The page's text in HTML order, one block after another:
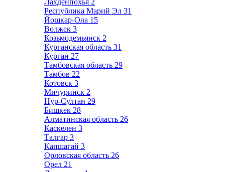
Лахденпохья 2
Республика Марий Эл 31
Йошкар-Ола 15
Волжск 3
Козьмодемьянск 2
Курганская область 31
Курган 27
Тамбовская область 29
Тамбов 22
Котовск 3
Мичуринск 2
Нур-Султан 29
Бишкек 28
Алматинская область 26
Каскелен 3
Талгар 3
Капшагай 3
Орловская область 26
Орел 21